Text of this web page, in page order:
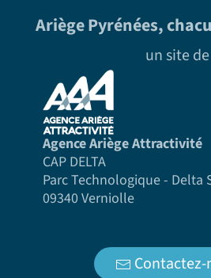
Ariège Pyrénées,
un site de
Agence Ariège Attractivité
CAP DELTA
Parc Technologique - Delta
09340 Verniolle